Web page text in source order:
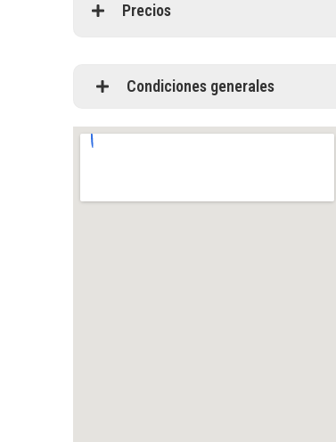
Precios
Condiciones generales